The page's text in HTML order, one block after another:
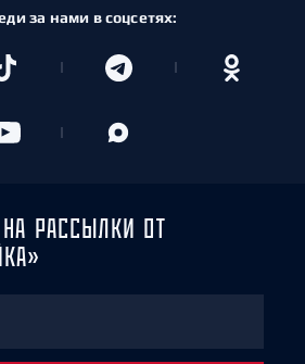
за нами в соцсетях:
РАССЫЛКИ ОТ